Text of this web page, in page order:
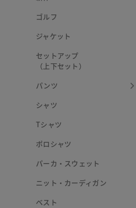
ゴルフ
ジャケット
セットアップ
（上下セット）
パンツ
シャツ
Tシャツ
ポロシャツ
パーカ・スウェット
ニット・カーディガン
ベスト